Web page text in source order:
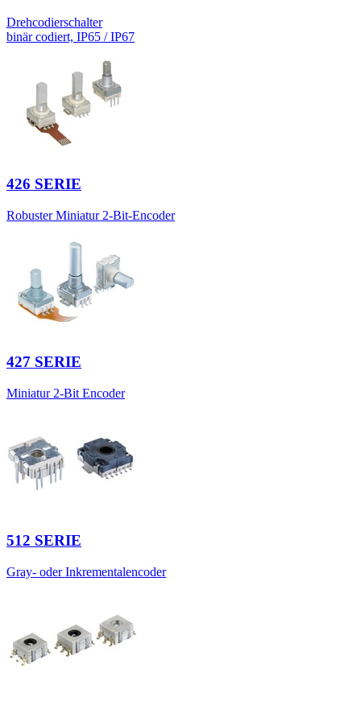
Drehcodierschalter
binär codiert, IP65 / IP67
426 SERIE
Robuster Miniatur 2-Bit-Encoder
427 SERIE
Miniatur 2-Bit Encoder
512 SERIE
Gray- oder Inkrementalencoder